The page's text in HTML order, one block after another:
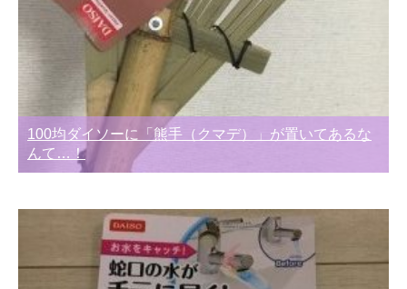
100均ダイソーに「熊手（クマデ）」が置いてあるな
んて…！